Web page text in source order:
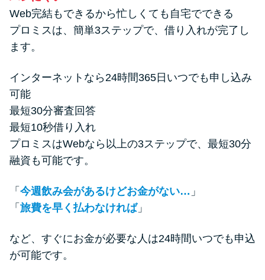
Web完結もできるから忙しくても自宅でできる
プロミスは、簡単3ステップで、借り入れが完了し
ます。
インターネットなら24時間365日いつでも申し込み
可能
最短30分審査回答
最短10秒借り入れ
プロミスはWebなら以上の3ステップで、最短30分
融資も可能です。
「 今週飲み会があるけどお金がない… 」
「 旅費を早く払わなければ」
など、すぐにお金が必要な人は24時間いつでも申込
が可能です。